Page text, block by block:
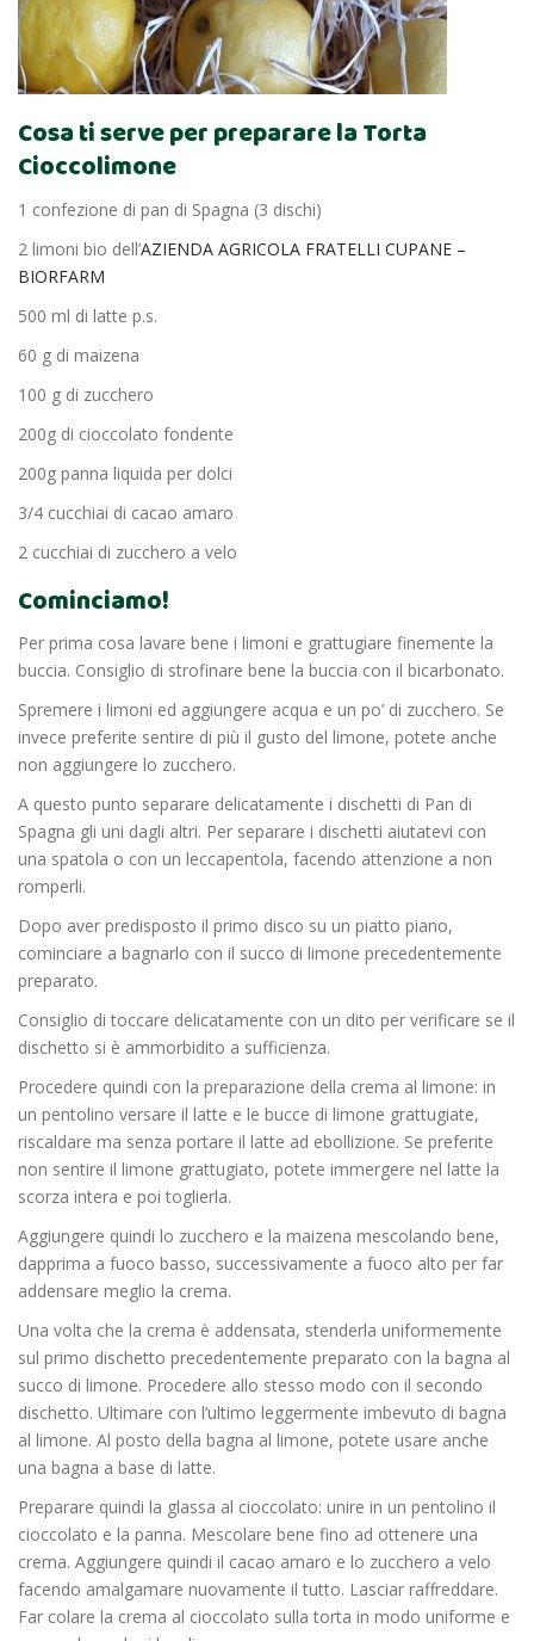
Cosa ti serve per preparare la Torta
Cioccolimone
1 confezione di pan di Spagna (3 dischi)
2 limoni bio dell’AZIENDA AGRICOLA FRATELLI CUPANE –
BIORFARM
500 ml di latte p.s.
60 g di maizena
100 g di zucchero
200g di cioccolato fondente
200g panna liquida per dolci
3/4 cucchiai di cacao amaro
2 cucchiai di zucchero a velo
Cominciamo!
Per prima cosa lavare bene i limoni e grattugiare finemente la
buccia. Consiglio di strofinare bene la buccia con il bicarbonato.
Spremere i limoni ed aggiungere acqua e un po’ di zucchero. Se
invece preferite sentire di più il gusto del limone, potete anche
non aggiungere lo zucchero.
A questo punto separare delicatamente i dischetti di Pan di
Spagna gli uni dagli altri. Per separare i dischetti aiutatevi con
una spatola o con un leccapentola, facendo attenzione a non
romperli.
Dopo aver predisposto il primo disco su un piatto piano,
cominciare a bagnarlo con il succo di limone precedentemente
preparato.
Consiglio di toccare delicatamente con un dito per verificare se il
dischetto si è ammorbidito a sufficienza.
Procedere quindi con la preparazione della crema al limone: in
un pentolino versare il latte e le bucce di limone grattugiate,
riscaldare ma senza portare il latte ad ebollizione. Se preferite
non sentire il limone grattugiato, potete immergere nel latte la
scorza intera e poi toglierla.
Aggiungere quindi lo zucchero e la maizena mescolando bene,
dapprima a fuoco basso, successivamente a fuoco alto per far
addensare meglio la crema.
Una volta che la crema è addensata, stenderla uniformemente
sul primo dischetto precedentemente preparato con la bagna al
succo di limone. Procedere allo stesso modo con il secondo
dischetto. Ultimare con l’ultimo leggermente imbevuto di bagna
al limone. Al posto della bagna al limone, potete usare anche
una bagna a base di latte.
Preparare quindi la glassa al cioccolato: unire in un pentolino il
cioccolato e la panna. Mescolare bene fino ad ottenere una
crema. Aggiungere quindi il cacao amaro e lo zucchero a velo
facendo amalgamare nuovamente il tutto. Lasciar raffreddare.
Far colare la crema al cioccolato sulla torta in modo uniforme e